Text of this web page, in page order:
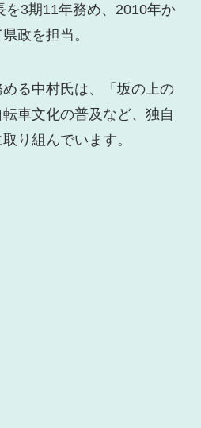
を3期11年務め、2010年か
政を担当。
る中村氏は、「坂の上の
車文化の普及など、独自
り組んでいます。